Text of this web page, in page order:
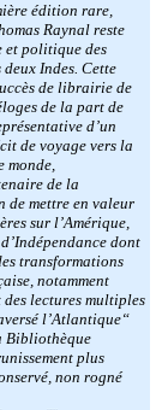
édition rare,
Raynal reste
et politique des
deux Indes. Cette
de librairie de
de la part de
d’un
de voyage vers la
monde,
de la
de mettre en valeur
sur l’Amérique,
dont
transformations
notamment
lectures multiples
l’Atlantique“
Bibliothèque
plus
non rogné